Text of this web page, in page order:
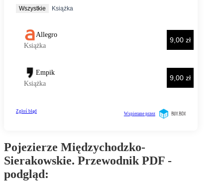
Pojezierze Międzychodzko-
Sierakowskie. Przewodnik PDF -
podgląd: